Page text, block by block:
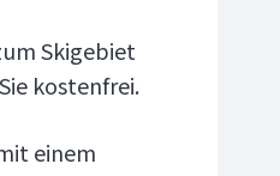
Skigebiet
kostenfrei.
einem